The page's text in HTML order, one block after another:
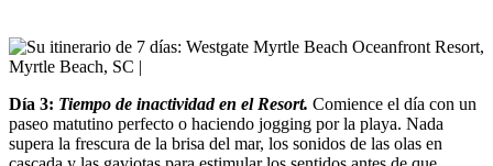
Día 3: Tiempo de inactividad en el Resort. Comience el día con un
paseo matutino perfecto o haciendo jogging por la playa. Nada
supera la frescura de la brisa del mar, los sonidos de las olas en